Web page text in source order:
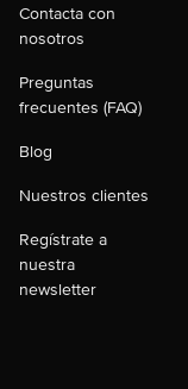
Contacta con
nosotros
Preguntas
frecuentes (FAQ)
Blog
Nuestros clientes
Regístrate a
nuestra
newsletter